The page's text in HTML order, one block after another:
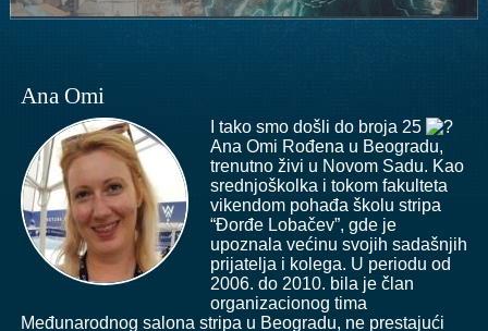
Ana Omi
I tako smo došli do broja 25
Ana Omi Rođena u Beogradu,
trenutno živi u Novom Sadu. Kao
srednjoškolka i tokom fakulteta
vikendom pohađa školu stripa
“Đorđe Lobačev”, gde je
upoznala većinu svojih sadašnjih
prijatelja i kolega. U periodu od
2006. do 2010. bila je član
organizacionog tima
Međunarodnog salona stripa u Beogradu, ne prestajući